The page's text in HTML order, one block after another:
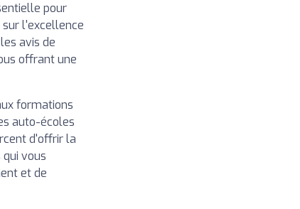
pour
l'excellence
avis de
offrant une
formations
auto-écoles
d'offrir la
vous
et de